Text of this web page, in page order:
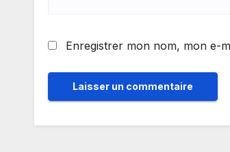
Enregistrer mon nom, mon e-